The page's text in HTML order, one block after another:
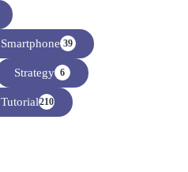
Smartphone 39
Strategy 6
Tutorial210